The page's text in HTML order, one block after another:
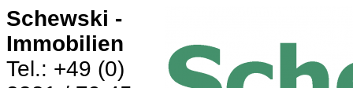
Schewski -
Immobilien
Tel.: +49 (0)